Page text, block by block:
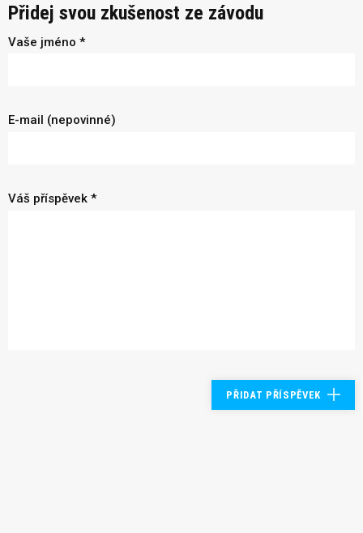
Přidej svou zkušenost ze závodu
Vaše jméno *
E-mail (nepovinné)
Váš příspěvek *
PŘIDAT PŘÍSPĚVEK